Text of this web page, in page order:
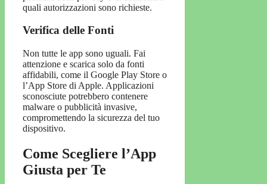
quali autorizzazioni sono richieste.
Verifica delle Fonti
Non tutte le app sono uguali. Fai
attenzione e scarica solo da fonti
affidabili, come il Google Play Store o
l’App Store di Apple. Applicazioni
sconosciute potrebbero contenere
malware o pubblicità invasive,
compromettendo la sicurezza del tuo
dispositivo.
Come Scegliere l’App
Giusta per Te